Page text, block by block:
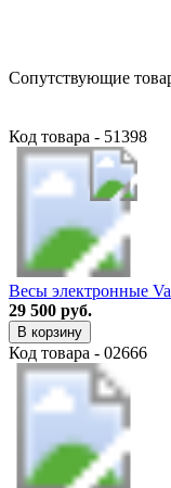
Сопутствующие
Код товара - 51398
Весы электронные
29 500 руб.
В корзину
Код товара - 02666